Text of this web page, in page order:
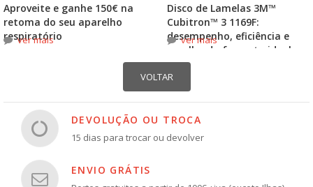
Aproveite e ganhe 150€ na
retoma do seu aparelho
respiratório
ver mais
Disco de Lamelas 3M™
Cubitron™ 3 1169F:
desempenho, eficiência e
escolha do formato ideal
ver mais
DEVOLUÇÃO OU TROCA
15 dias para trocar ou devolver
ENVIO GRÁTIS